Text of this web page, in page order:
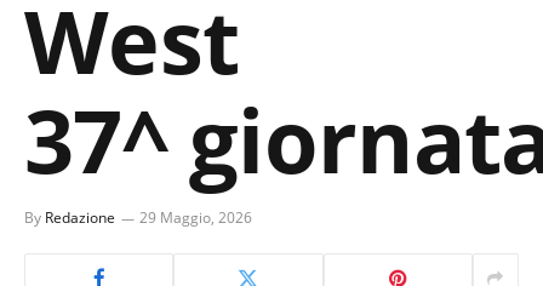
West
37^
By Redazione 29 Maggio, 2026